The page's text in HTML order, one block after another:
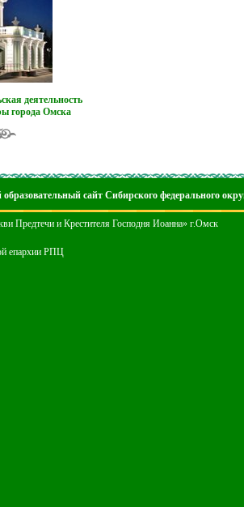
деятельность
города Омска
сайт Сибирского федерального
Предтечи и Крестителя Господня Иоанна» г.Омск
епархии РПЦ